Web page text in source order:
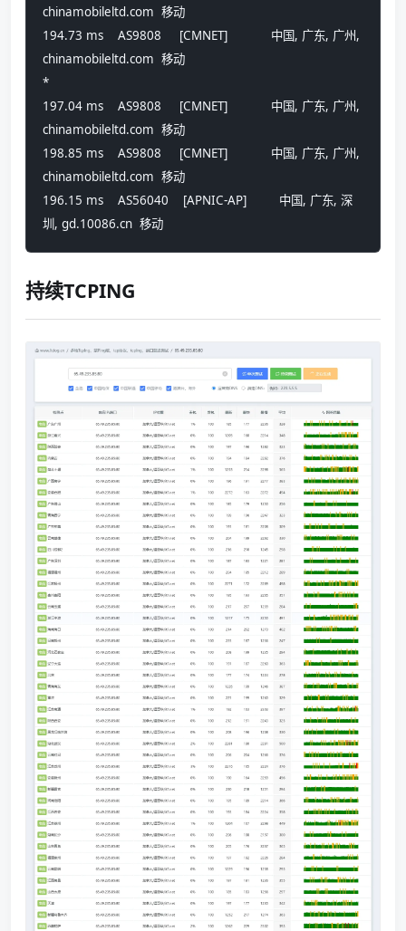
chinamobileltd.com  移动
194.73 ms    AS9808     [CMNET]            中国, 广东, 广州,
chinamobileltd.com  移动
*
197.04 ms    AS9808     [CMNET]            中国, 广东, 广州,
chinamobileltd.com  移动
198.85 ms    AS9808     [CMNET]            中国, 广东, 广州,
chinamobileltd.com  移动
196.15 ms    AS56040    [APNIC-AP]         中国, 广东, 深
圳, gd.10086.cn  移动
持续TCPING